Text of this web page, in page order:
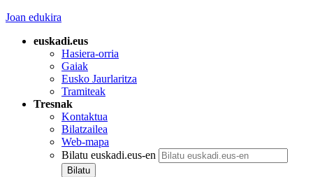
Joan edukira
euskadi.eus
Hasiera-orria
Gaiak
Eusko Jaurlaritza
Tramiteak
Tresnak
Kontaktua
Bilatzailea
Web-mapa
Bilatu euskadi.eus-en